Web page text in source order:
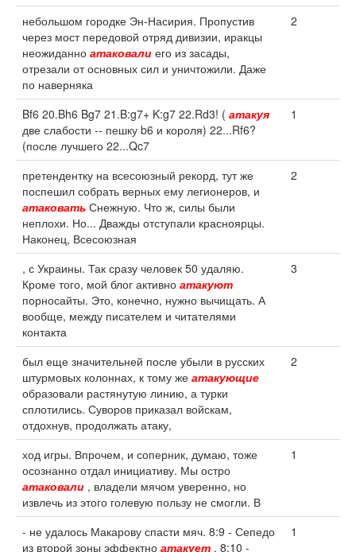
небольшом городке Эн-Насирия. Пропустив
через мост передовой отряд дивизии, иракцы
неожиданно атаковали его из засады,
отрезали от основных сил и уничтожили. Даже
по наверняка
2
Bf6 20.Bh6 Bg7 21.B:g7+ K:g7 22.Rd3! ( атакуя
две слабости -- пешку b6 и короля) 22...Rf6?
(после лучшего 22...Qc7
1
претендентку на всесоюзный рекорд, тут же
поспешил собрать верных ему легионеров, и
атаковать Снежную. Что ж, силы были
неплохи. Но... Дважды отступали красноярцы.
Наконец, Всесоюзная
2
, с Украины. Так сразу человек 50 удаляю.
Кроме того, мой блог активно атакуют
порносайты. Это, конечно, нужно вычищать. А
вообще, между писателем и читателями
контакта
3
был еще значительней после убыли в русских
штурмовых колоннах, к тому же атакующие
образовали растянутую линию, а турки
сплотились. Суворов приказал войскам,
отдохнув, продолжать атаку,
2
ход игры. Впрочем, и соперник, думаю, тоже
осознанно отдал инициативу. Мы остро
атаковали , владели мячом уверенно, но
извлечь из этого голевую пользу не смогли. В
1
- не удалось Макарову спасти мяч. 8:9 - Сепедо
из второй зоны эффектно атакует . 8:10 -
1